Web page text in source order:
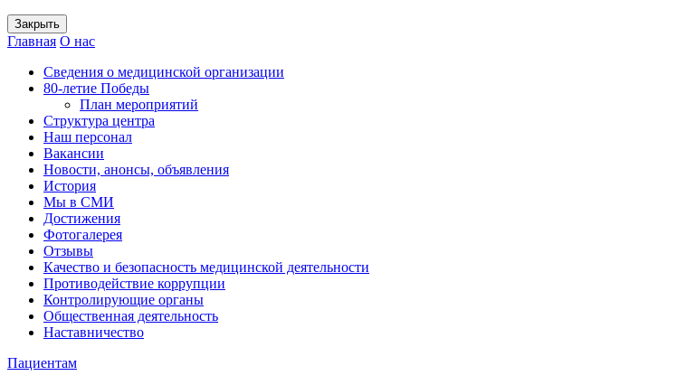
Закрыть
Главная О нас
Сведения о медицинской организации
80-летие Победы
План мероприятий
Структура центра
Наш персонал
Вакансии
Новости, анонсы, объявления
История
Мы в СМИ
Достижения
Фотогалерея
Отзывы
Качество и безопасность медицинской деятельности
Противодействие коррупции
Контролирующие органы
Общественная деятельность
Наставничество
Пациентам